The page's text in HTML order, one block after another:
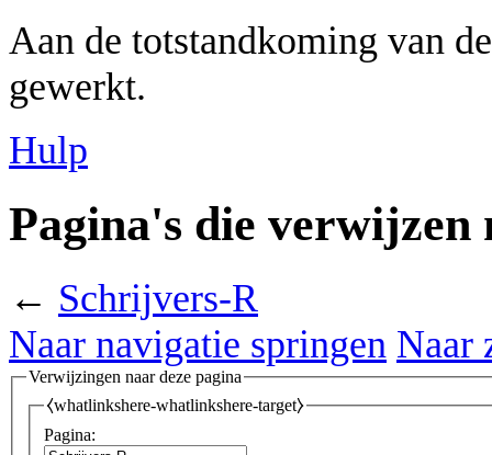
Aan de totstandkoming van
gewerkt.
Hulp
Pagina's die
← Schrijvers-R
Naar navigatie springen Naar
Verwijzingen naar deze pagina
⧼whatlinkshere-whatlinkshere-target⧽
Pagina: